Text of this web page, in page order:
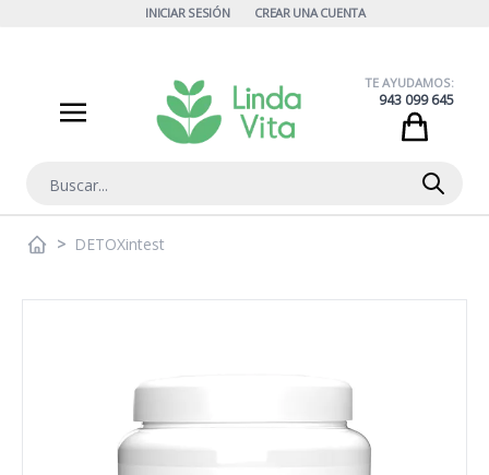
INICIAR SESIÓN CREAR UNA CUENTA
Buscar
TE AYUDAMOS:
943 099 645
> DETOXintest